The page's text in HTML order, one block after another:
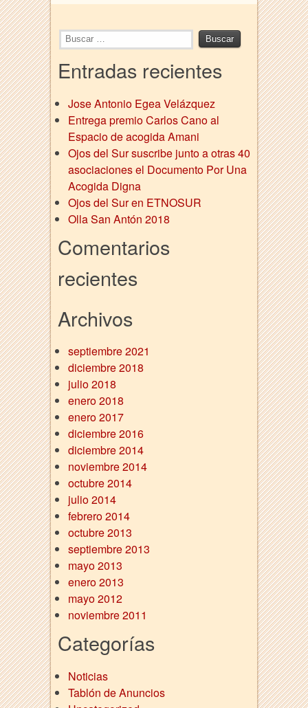
Entradas recientes
Jose Antonio Egea Velázquez
Entrega premio Carlos Cano al
Espacio de acogida Amani
Ojos del Sur suscribe junto a otras 40
asociaciones el Documento Por Una
Acogida Digna
Ojos del Sur en ETNOSUR
Olla San Antón 2018
Comentarios
recientes
Archivos
septiembre 2021
diciembre 2018
julio 2018
enero 2018
enero 2017
diciembre 2016
diciembre 2014
noviembre 2014
octubre 2014
julio 2014
febrero 2014
octubre 2013
septiembre 2013
mayo 2013
enero 2013
mayo 2012
noviembre 2011
Categorías
Noticias
Tablón de Anuncios